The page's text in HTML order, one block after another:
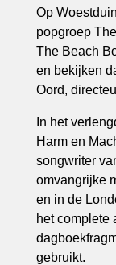
Op
popgroep
The Beach
en bekijken
Oord,
In het
Harm en
songwriter
omvangrijke
en in de
het complete
gebruikt.